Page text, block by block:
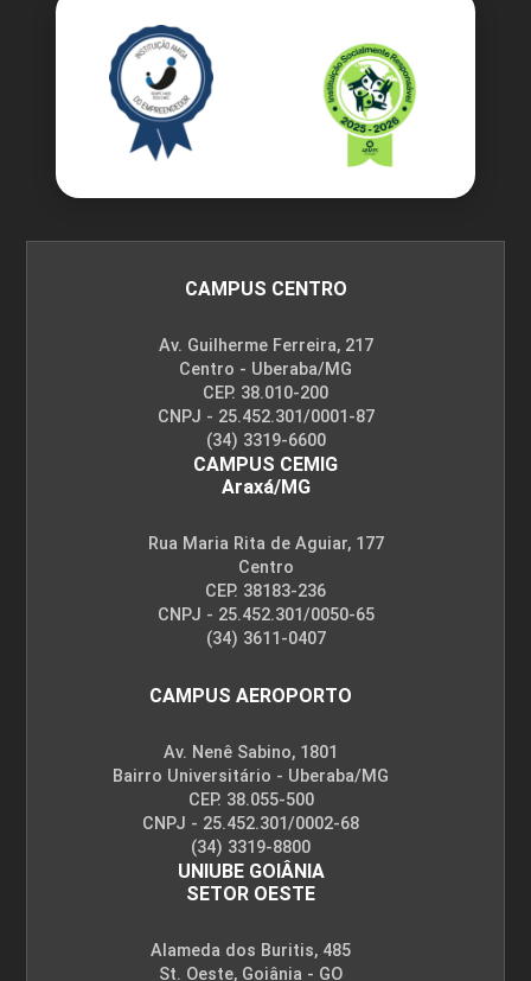
CAMPUS CENTRO
Av. Guilherme Ferreira, 217
Centro - Uberaba/MG
CEP. 38.010-200
CNPJ - 25.452.301/0001-87
(34) 3319-6600
CAMPUS CEMIG
Araxá/MG
Rua Maria Rita de Aguiar, 177
Centro
CEP. 38183-236
CNPJ - 25.452.301/0050-65
(34) 3611-0407
CAMPUS AEROPORTO
Av. Nenê Sabino, 1801
Bairro Universitário - Uberaba/MG
CEP. 38.055-500
CNPJ - 25.452.301/0002-68
(34) 3319-8800
UNIUBE GOIÂNIA
SETOR OESTE
Alameda dos Buritis, 485
St. Oeste, Goiânia - GO